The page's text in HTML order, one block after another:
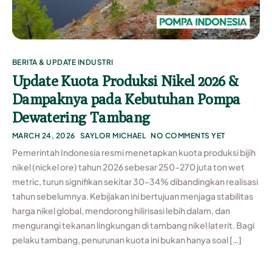
BERITA & UPDATE INDUSTRI
Update Kuota Produksi Nikel 2026 &
Dampaknya pada Kebutuhan Pompa
Dewatering Tambang
MARCH 24, 2026 SAYLOR MICHAEL NO COMMENTS YET
Pemerintah Indonesia resmi menetapkan kuota produksi bijih
nikel (nickel ore) tahun 2026 sebesar 250–270 juta ton wet
metric, turun signifikan sekitar 30–34% dibandingkan realisasi
tahun sebelumnya. Kebijakan ini bertujuan menjaga stabilitas
harga nikel global, mendorong hilirisasi lebih dalam, dan
mengurangi tekanan lingkungan di tambang nikel laterit. Bagi
pelaku tambang, penurunan kuota ini bukan hanya soal […]